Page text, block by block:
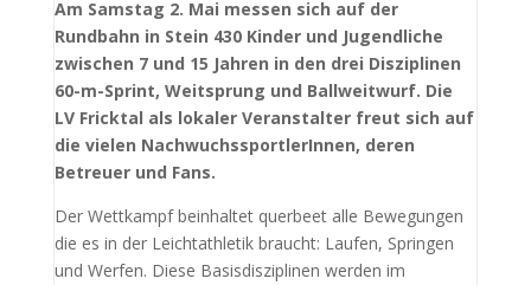
Am Samstag 2. Mai messen sich auf der
Rundbahn in Stein 430 Kinder und Jugendliche
zwischen 7 und 15 Jahren in den drei Disziplinen
60-m-Sprint, Weitsprung und Ballweitwurf. Die
LV Fricktal als lokaler Veranstalter freut sich auf
die vielen NachwuchssportlerInnen, deren
Betreuer und Fans.
Der Wettkampf beinhaltet querbeet alle Bewegungen
die es in der Leichtathletik braucht: Laufen, Springen
und Werfen. Diese Basisdisziplinen werden im